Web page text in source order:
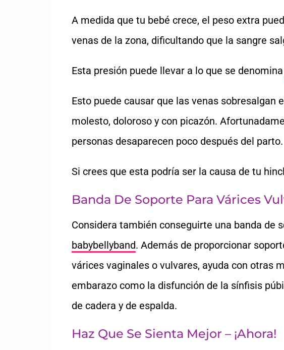
A medida que tu bebé crece, el peso extra
venas de la zona, dificultando que la sangre
Esta presión puede llevar a lo que se denomina
Esto puede causar que las venas sobresalgan
molesto, doloroso y con picazón.
personas desaparecen poco después del parto.
Si crees que esta podría ser la causa de tu
Banda De Soporte Para Várices
Considera también conseguirte una banda de
babybellyband. Además de proporcionar
várices vaginales o vulvares, ayuda con otras
embarazo como la disfunción de la sínfisis
de cadera y de espalda.
Haz Que Se Sienta Mejor – ¡Ahora!